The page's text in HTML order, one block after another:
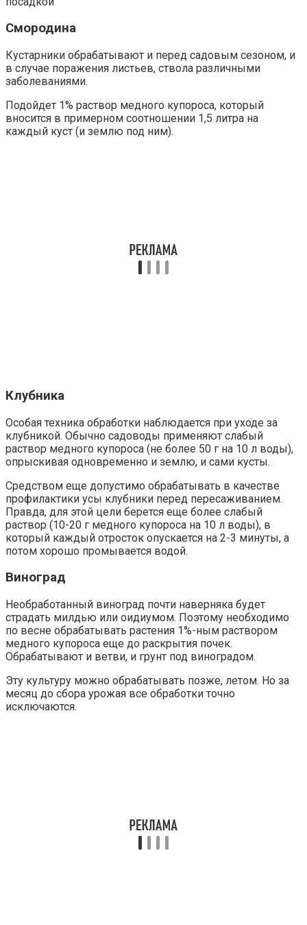
Смородина
Кустарники обрабатывают и перед садовым сезоном, и
в случае поражения листьев, ствола различными
заболеваниями.
Подойдет 1% раствор медного купороса, который
вносится в примерном соотношении 1,5 литра на
каждый куст (и землю под ним).
Клубника
Особая техника обработки наблюдается при уходе за
клубникой. Обычно садоводы применяют слабый
раствор медного купороса (не более 50 г на 10 л воды),
опрыскивая одновременно и землю, и сами кусты.
Средством еще допустимо обрабатывать в качестве
профилактики усы клубники перед пересаживанием.
Правда, для этой цели берется еще более слабый
раствор (10-20 г медного купороса на 10 л воды), в
который каждый отросток опускается на 2-3 минуты, а
потом хорошо промывается водой.
Виноград
Необработанный виноград почти наверняка будет
страдать милдью или оидиумом. Поэтому необходимо
по весне обрабатывать растения 1%-ным раствором
медного купороса еще до раскрытия почек.
Обрабатывают и ветви, и грунт под виноградом.
Эту культуру можно обрабатывать позже, летом. Но за
месяц до сбора урожая все обработки точно
исключаются.